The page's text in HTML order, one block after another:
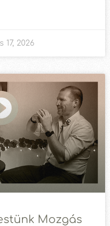
17, 2026
Mozgás